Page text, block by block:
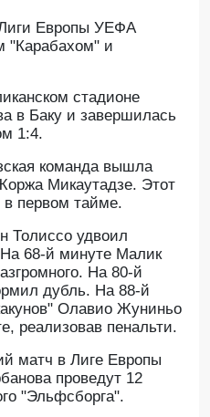
Европы УЕФА
"Карабахом" и
стадионе
в Баку и завершилась
1:4.
команда вышла
Микаутадзе. Этот
первом тайме.
Толиссо удвоил
68-й минуте Малик
На 80-й
дубль. На 88-й
Олавио Жуниньо
реализовав пенальти.
матч в Лиге Европы
проведут 12
"Эльфсборга".